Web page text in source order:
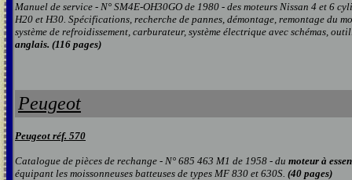
Manuel de service - N° SM4E-OH30GO de 1980 - des moteurs Nissan 4 et 6
H20 et H30. Spécifications, recherche de pannes, démontage, remontage du
système de refroidissement, carburateur, système électrique avec schémas,
anglais. (116 pages)
Peugeot
Peugeot réf. 570
Catalogue de pièces de rechange - N° 685 463 M1 de 1958 - du moteur à
équipant les moissonneuses batteuses de types MF 830 et 630S. (40 pages)